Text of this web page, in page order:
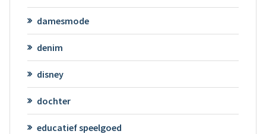
damesmode
denim
disney
dochter
educatief speelgoed